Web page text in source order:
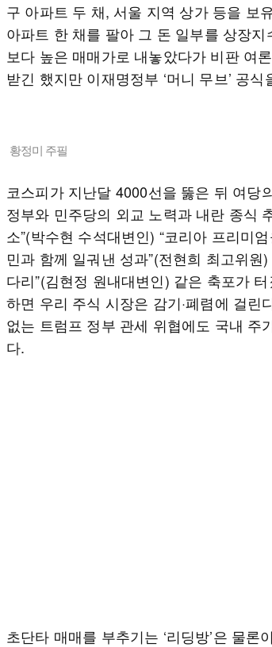
구 아파트 두 채, 서울 지역 상가 등을 보
아파트 한 채를 팔아 그 돈 일부를 상장
보다 높은 매매가로 내놓았다가 비판 여
받긴 했지만 이재명정부 ‘머니 무브’ 공
황정미 주필
코스피가 지난달 4000선을 뚫은 뒤 여당
정부와 민주당의 외교 노력과 내란 종식
소”(박수현 수석대변인) “코리아 프리미
민과 함께 일궈낸 성과”(전현희 최고위원
다리”(김현정 원내대변인) 같은 축포가
하면 우리 주식 시장은 감기·폐렴에 걸린
없는 트럼프 정부 관세 위협에도 국내 주
다.
초단타 매매를 부추기는 ‘리딩방’은 물